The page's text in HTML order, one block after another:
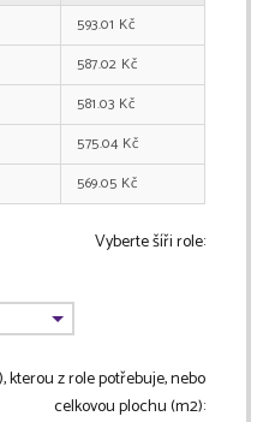
593.01 Kč
587.02 Kč
581.03 Kč
575.04 Kč
569.05 Kč
Vyberte šíři role:
kterou z role potřebuje, nebo
celkovou plochu (m2):